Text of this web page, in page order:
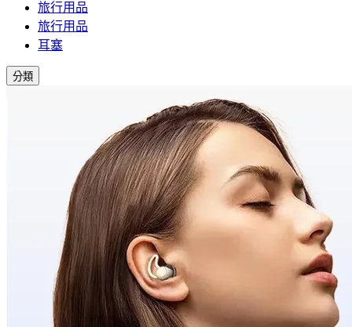
旅行用品
旅行用品
耳塞
分類